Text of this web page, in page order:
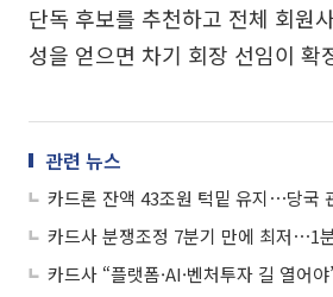
단독 후보를 추천하고 전체 회원
성을 얻으면 차기 회장 선임이 확
관련 뉴스
카드론 잔액 43조원 턱밑 유지⋯당국
카드사 분쟁조정 7분기 만에 최저⋯1